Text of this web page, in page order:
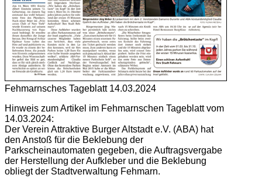
Fehmarnsches Tageblatt 14.03.2024
Hinweis zum Artikel im Fehmarnschen Tageblatt vom
14.03.2024:
Der Verein Attraktive Burger Altstadt e.V. (ABA) hat
den Anstoß für die Beklebung der
Parkscheinautomaten gegeben, die Auftragsvergabe
der Herstellung der Aufkleber und die Beklebung
obliegt der Stadtverwaltung Fehmarn.